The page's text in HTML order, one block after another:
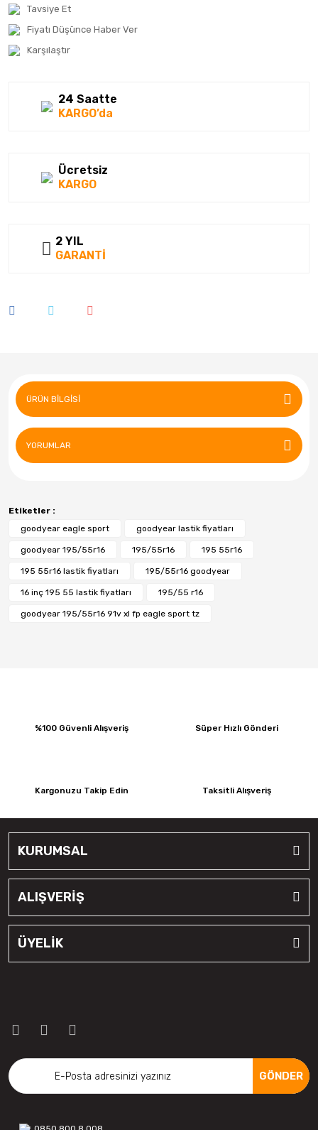
Tavsiye Et
Fiyatı Düşünce Haber Ver
Karşılaştır
24 Saatte
KARGO’da
Ücretsiz
KARGO
2 YIL
GARANTİ
ÜRÜN BILGISI
YORUMLAR
Etiketler :
goodyear eagle sport
goodyear lastik fiyatları
goodyear 195/55r16 195/55r16 195 55r16
195 55r16 lastik fiyatları 195/55r16 goodyear
16 inç 195 55 lastik fiyatları 195/55 r16
goodyear 195/55r16 91v xl fp eagle sport tz
%100 Güvenli Alışveriş Süper Hızlı Gönderi
Kargonuzu Takip Edin Taksitli Alışveriş
KURUMSAL
ALIŞVERİŞ
ÜYELİK
GÖNDER